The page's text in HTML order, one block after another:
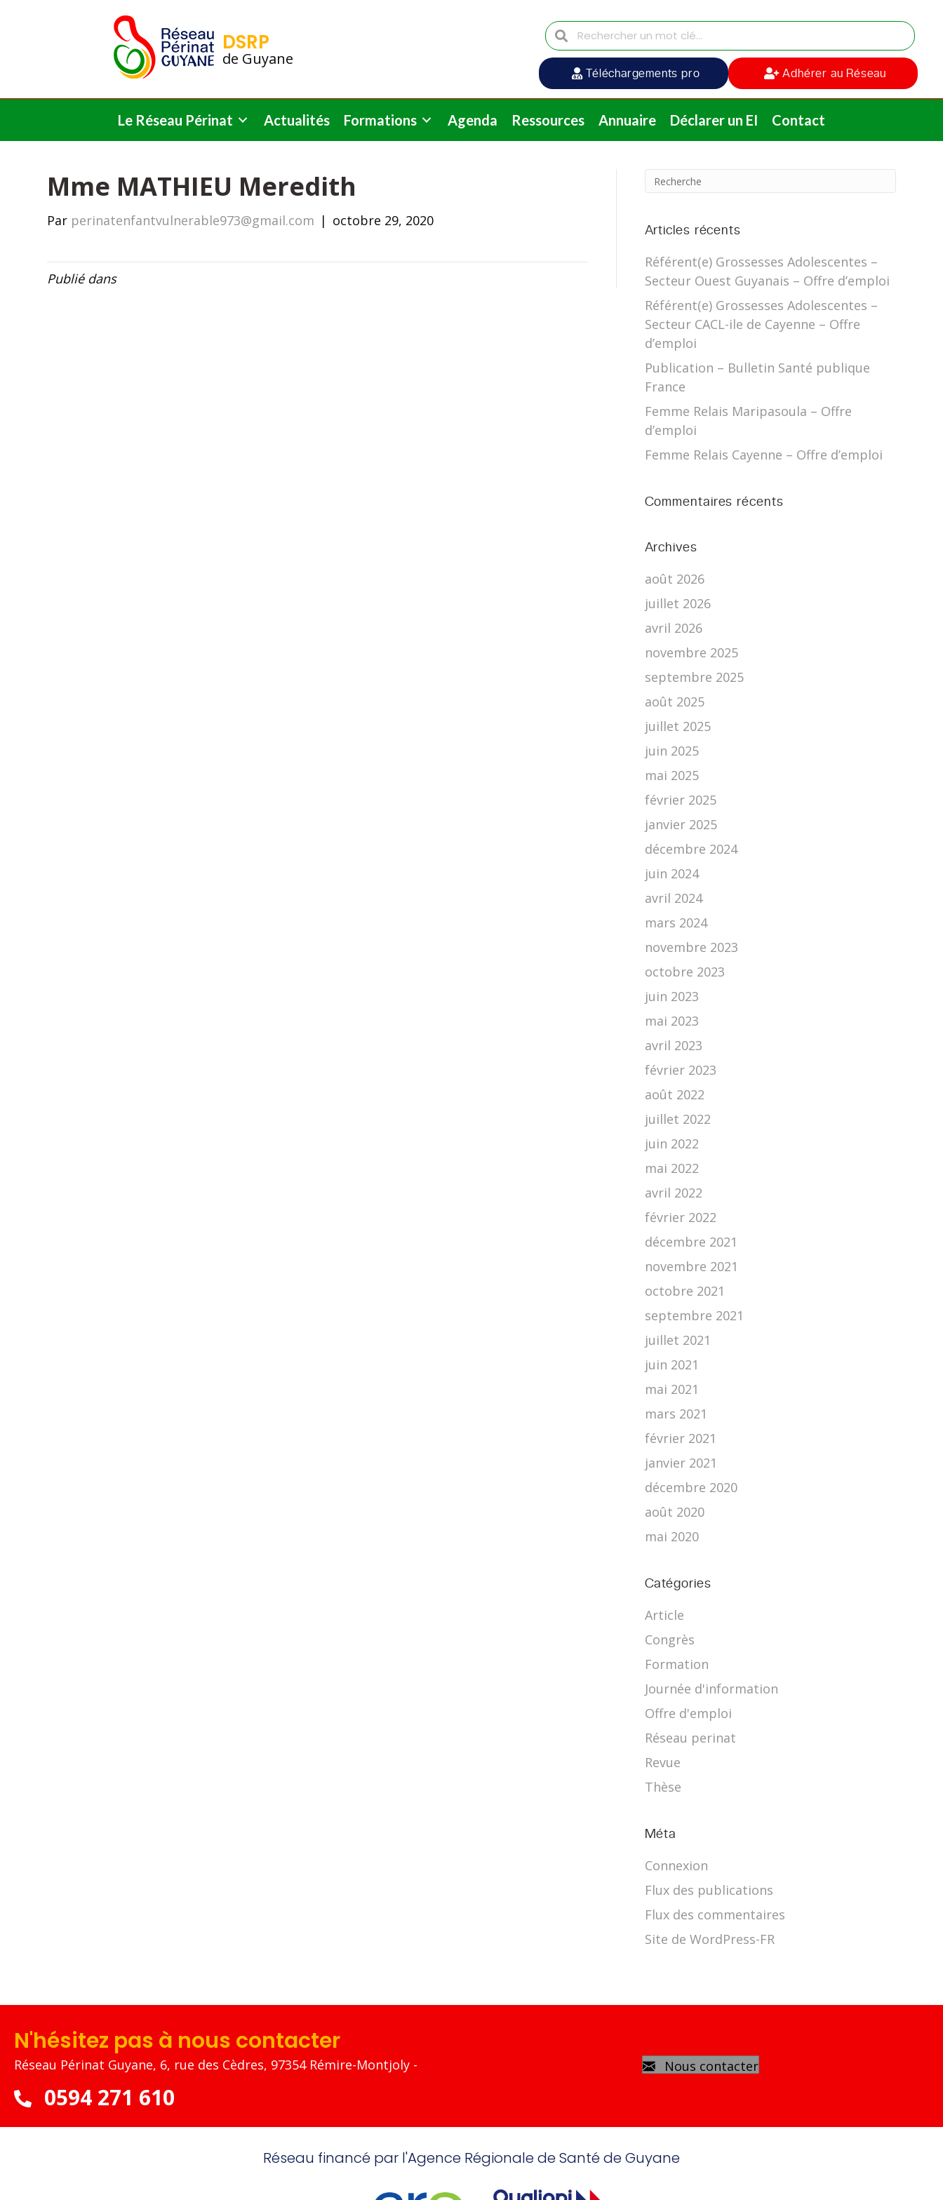
DSRP
de Guyane
Téléchargements pro Adhérer au Réseau
Le Réseau Périnat Actualités Formations Agenda Ressources Annuaire Déclarer un EI Contact
Mme MATHIEU Meredith
Par perinatenfantvulnerable973@gmail.com | octobre 29, 2020
Publié dans
Articles récents
Référent(e) Grossesses Adolescentes –
Secteur Ouest Guyanais – Offre d’emploi
Référent(e) Grossesses Adolescentes –
Secteur CACL-ile de Cayenne – Offre
d’emploi
Publication – Bulletin Santé publique
France
Femme Relais Maripasoula – Offre
d’emploi
Femme Relais Cayenne – Offre d’emploi
Commentaires récents
Archives
août 2026
juillet 2026
avril 2026
novembre 2025
septembre 2025
août 2025
juillet 2025
juin 2025
mai 2025
février 2025
janvier 2025
décembre 2024
juin 2024
avril 2024
mars 2024
novembre 2023
octobre 2023
juin 2023
mai 2023
avril 2023
février 2023
août 2022
juillet 2022
juin 2022
mai 2022
avril 2022
février 2022
décembre 2021
novembre 2021
octobre 2021
septembre 2021
juillet 2021
juin 2021
mai 2021
mars 2021
février 2021
janvier 2021
décembre 2020
août 2020
mai 2020
Catégories
Article
Congrès
Formation
Journée d'information
Offre d'emploi
Réseau perinat
Revue
Thèse
Méta
Connexion
Flux des publications
Flux des commentaires
Site de WordPress-FR
N'hésitez pas à nous contacter
Réseau Périnat Guyane, 6, rue des Cèdres, 97354 Rémire-Montjoly -
0594 271 610
Nous contacter
Réseau financé par l'Agence Régionale de Santé de Guyane